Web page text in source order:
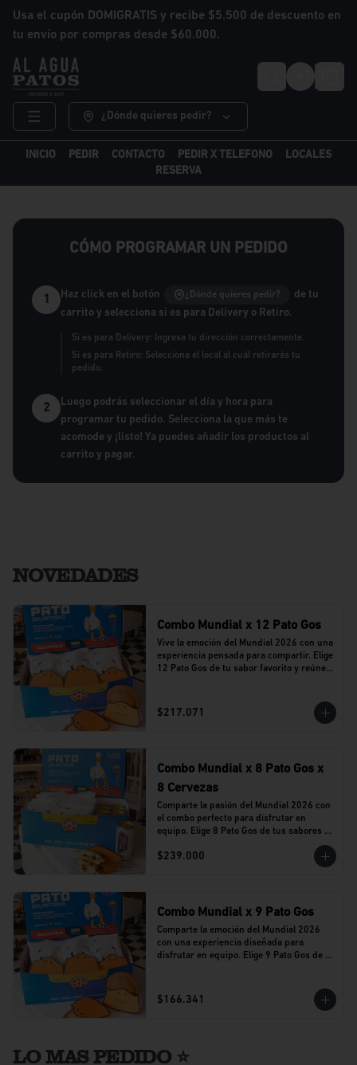
Usa el cupón DOMIGRATIS y recibe $5.500 de descuento en
tu envío por compras desde $60.000.
Login
¿Dónde quieres pedir?
INICIO PEDIR CONTACTO PEDIR X TELEFONO
LOCALES
RESERVA
CÓMO PROGRAMAR UN PEDIDO
1 Haz click en el botón ¿Dónde quieres pedir?
de tu
carrito y selecciona si es para Delivery o Retiro.
Si es para Delivery: Ingresa tu dirección correctamente.
Si es para Retiro: Selecciona el local al cuál retirarás tu
pedido.
2
Luego podrás seleccionar el día y hora para
programar tu pedido. Selecciona la que más te
acomode y ¡listo! Ya puedes añadir los productos al
carrito y pagar.
NOVEDADES
Combo Mundial x 12 Pato Gos
Vive la emoción del Mundial 2026 con una
experiencia pensada para compartir. Elige
12 Pato Gos de tu sabor favorito y reúne a
$217.071
Combo Mundial x 8 Pato Gos x
8 Cervezas
Comparte la pasión del Mundial 2026 con
el combo perfecto para disfrutar en
equipo. Elige 8 Pato Gos de tus sabores
favoritos y acompáñalos con 8 cervezas
Stella Artois en lata.
$239.000
Combo Mundial x 9 Pato Gos
Comparte la emoción del Mundial 2026
con una experiencia diseñada para
disfrutar en equipo. Elige 9 Pato Gos de tu
Al Agua Patos.
$166.341
LO MAS PEDIDO ⭐